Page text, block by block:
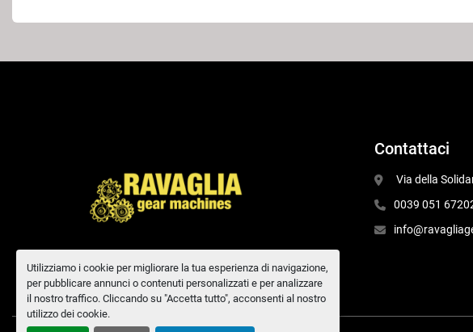
Utilizziamo i cookie per migliorare la tua esperienza di navigazione,
per pubblicare annunci o contenuti personalizzati e per analizzare
il nostro traffico. Cliccando su "Accetta tutto", acconsenti al nostro
utilizzo dei cookie.
Contattaci
Via della
0039 051